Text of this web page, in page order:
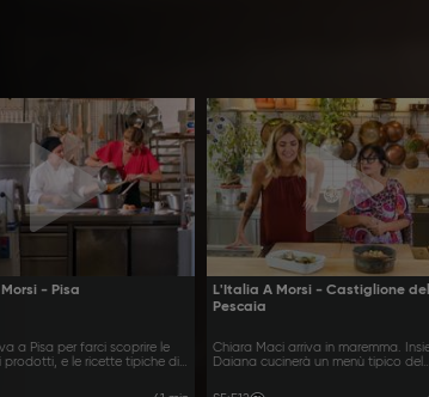
Morsi - Pisa
a Pisa per farci scoprire le
i prodotti, e le ricette tipiche di
L'Italia A Morsi - Castiglione
Pescaia
Chiara Maci arriva in maremma.
Daiana cucinerà un menù tipico del